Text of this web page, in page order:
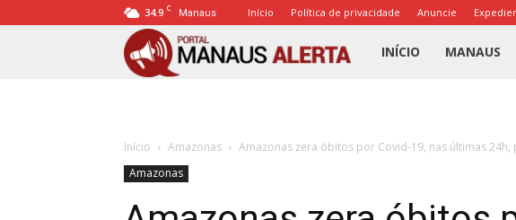
34.9 C Manaus Início Política de privacidade Anuncie
Portal
INÍCIO MANAUS
Início Amazonas
Amazonas zera óbitos por Covid-19, nas últimas 24h,
Amazonas